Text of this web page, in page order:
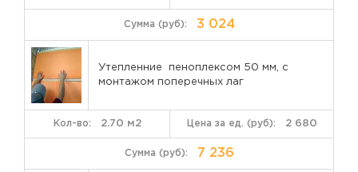
3 024
Утепленние пеноплексом 50 мм, с
монтажом поперечных лаг
2 680
2.70 м2
7 236